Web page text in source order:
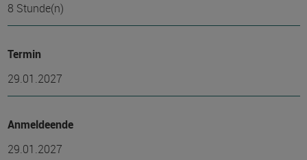
8 Stunde(n)
Termin
29.01.2027
Anmeldeende
29.01.2027